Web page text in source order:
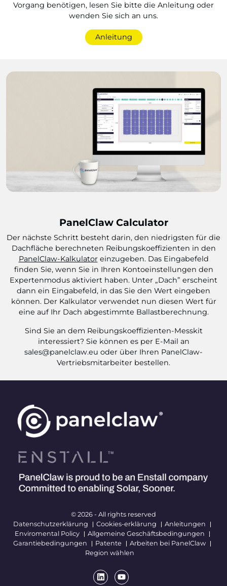
Vorgang benötigen, lesen Sie bitte die Anleitung oder
wenden Sie sich an uns.
Anleitung
PanelClaw Calculator
Der nächste Schritt besteht darin, den niedrigsten für die
Dachfläche berechneten Reibungskoeffizienten in den
PanelClaw-Kalkulatoreinzugeben. Das Eingabefeld
finden Sie, wenn Sie in Ihren Kontoeinstellungen den
Expertenmodus aktiviert haben. Unter „Dach” erscheint
dann ein Eingabefeld, in das Sie den Wert eingeben
können. Der Kalkulator verwendet nun diesen Wert für
eine auf Ihr Dach abgestimmte Ballastberechnung.
Sind Sie an dem Reibungskoeffizienten-Messkit
interessiert? Sie können es per E-Mail an
sales@panelclaw.eu oder über Ihren PanelClaw-
Vertriebsmitarbeiter bestellen.
© 2026 - All rights reserved
Datenschutzerklärung
Cookies-erklärung
Anleitungen
Enviromental Policy
Allgemeine Geschäftsbedingungen
Garantiebedingungen
Patente
Arbeiten bei PanelClaw
Region wählen